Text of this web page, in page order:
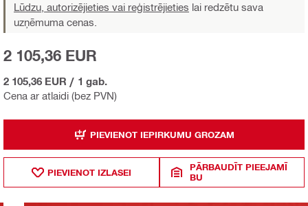
Lūdzu, autorizējieties vai reģistrējieties lai redzētu sava
uzņēmuma cenas.
Cena ar atlaidi (bez PVN)
2 105,36 EUR
2 105,36 EUR / 1 gab.
PIEVIENOT IEPIRKUMU GROZAM
PIEVIENOT IZLASEI
PĀRBAUDĪT PIEEJAMĪ
BU